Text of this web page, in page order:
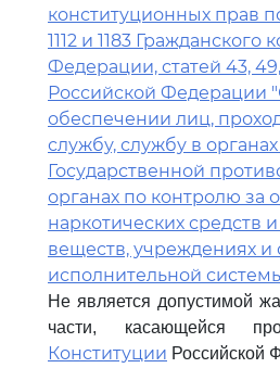
конституционных прав
1112 и 1183 Гражданского
Федерации, статей 43,
Российской Федерации
обеспечении лиц,
службу, службу в
Государственной
органах по контролю за
наркотических средств
веществ, учреждениях и
исполнительной
Не является допустимой
части, касающейся
Конституции Российской